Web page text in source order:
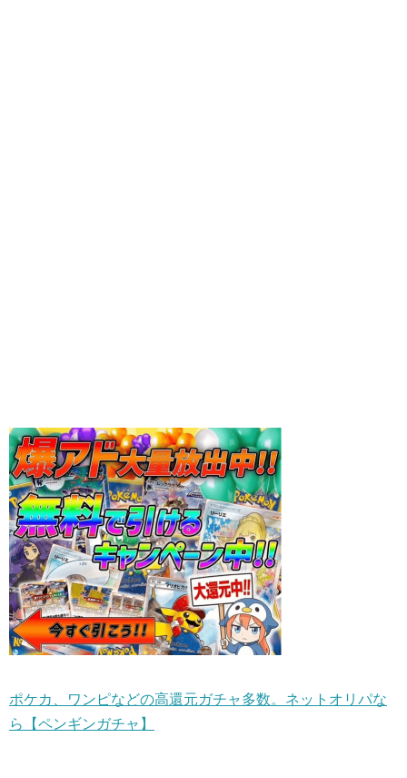
ポケカ、ワンピなどの高還元ガチャ多数。ネットオリパな
ら【ペンギンガチャ】